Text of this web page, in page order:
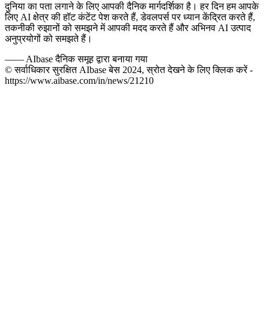
दुनिया का पता लगाने के लिए आपकी दैनिक मार्गदर्शिका है। हर दिन हम आपके
लिए AI क्षेत्र की हॉट कंटेंट पेश करते हैं, डेवलपर्स पर ध्यान केंद्रित करते हैं,
तकनीकी रुझानों को समझने में आपकी मदद करते हैं और अभिनव AI उत्पाद
अनुप्रयोगों को समझते हैं।
—— AIbase दैनिक समूह द्वारा बनाया गया
© सर्वाधिकार सुरक्षित AIbase बेस 2024, स्रोत देखने के लिए क्लिक करें -
https://www.aibase.com/in/news/21210